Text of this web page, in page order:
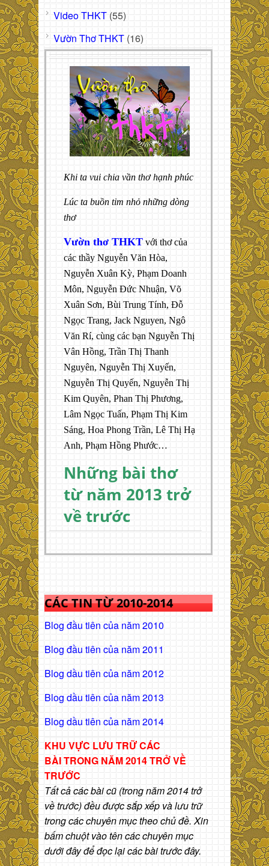
Video THKT (55)
Vườn Thơ THKT (16)
Khi ta vui chia vần thơ hạnh phúc
Lúc ta buồn tim nhỏ những dòng
thơ
Vườn thơ THKT với thơ của
các thầy Nguyễn Văn Hòa,
Nguyễn Xuân Kỳ, Phạm Doanh
Môn, Nguyễn Đức Nhuận, Võ
Xuân Sơn, Bùi Trung Tính, Đỗ
Ngọc Trang, Jack Nguyen, Ngô
Văn Rí, cùng các bạn Nguyễn Thị
Vân Hồng, Trần Thị Thanh
Nguyên, Nguyễn Thị Xuyến,
Nguyễn Thị Quyến, Nguyễn Thị
Kim Quyên, Phan Thị Phương,
Lâm Ngọc Tuấn, Phạm Thị Kim
Sáng, Hoa Phong Trần, Lê Thị Hạ
Anh, Phạm Hồng Phước…
Những bài thơ
từ năm 2013 trở
về trước
CÁC TIN TỪ 2010-2014
Blog đầu tiên của năm 2010
Blog đầu tiên của năm 2011
Blog dầu tiên của năm 2012
Blog dầu tiên của năm 2013
Blog dầu tiên của năm 2014
KHU VỰC LƯU TRỮ CÁC
BÀITRONG NĂM 2014 TRỞ VỀ
TRƯỚC
Tất cả các bài cũ (trong năm 2014 trở
về trước) đều được sắp xếp và lưu trữ
trong các chuyên mục theo chủ đề. Xin
bấm chuột vào tên các chuyên mục
dưới đây để đọc lại các bài trước đây.